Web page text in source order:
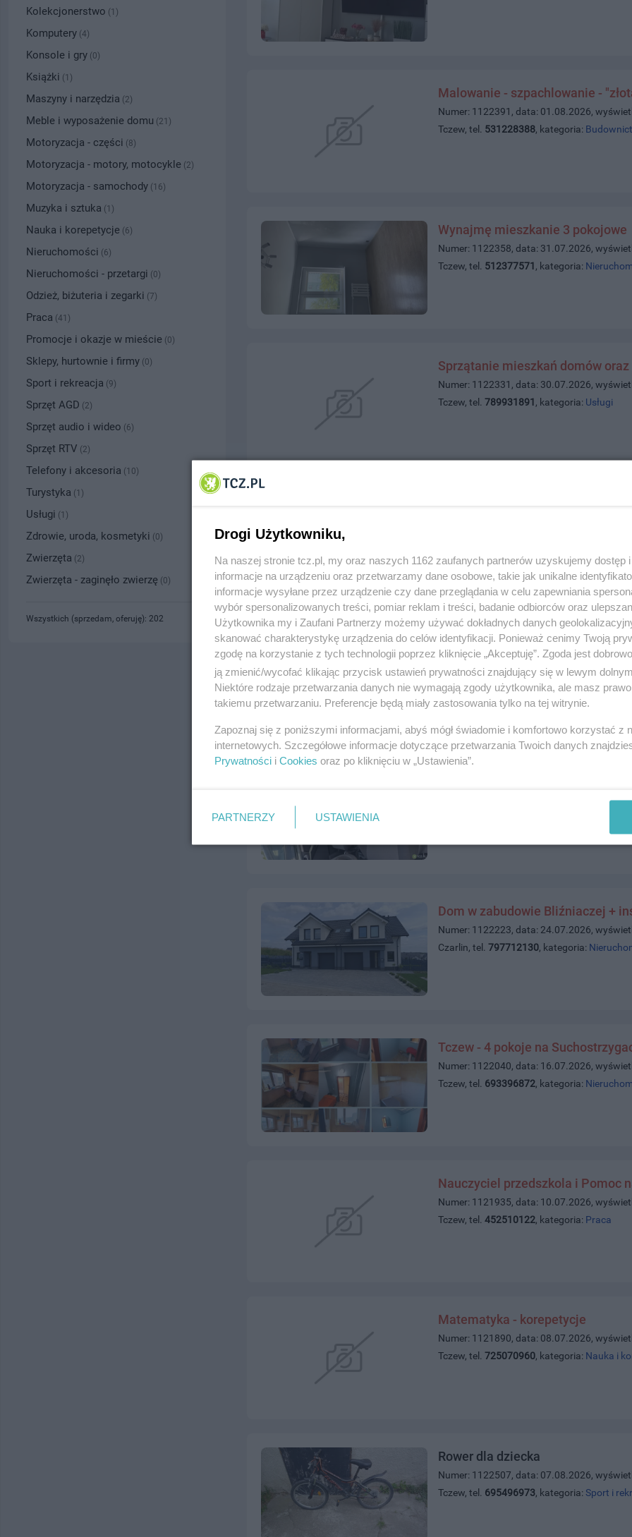
Malowanie - szpachlowanie -
Numer: 1122391, data: 01.08.2026,
Tczew, tel. 531228388, kategoria:
Wynajmę mieszkanie 3 pokojowe
Numer: 1122358, data: 31.07.2026,
Tczew, tel. 512377571, kategoria:
Sprzątanie mieszkań domów
Numer: 1122331, data: 30.07.2026,
Tczew, tel.789931891 , kategoria: Usługi
Słoneczne 3 pokoje w Centrum
Numer: 1122293, data: 27.07.2026,
Tczew, tel. 884518028, kategoria:
Dom w zabudowie Bliźniaczej +
Numer: 1122223, data: 24.07.2026,
Czarlin, tel.797712130, kategoria:
Tczew - 4 pokoje na
Numer: 1122040, data: 16.07.2026,
Tczew, tel. 693396872, kategoria:
Nauczyciel przedszkola i Pomoc
Numer: 1121935, data: 10.07.2026,
Tczew, tel.452510122, kategoria: Praca
Matematyka - korepetycje
Numer: 1121890, data: 08.07.2026,
Tczew, tel.725070960, kategoria: Nauka i
Rower dla dziecka
Numer: 1122507, data: 07.08.2026,
Tczew, tel. 695496973, kategoria:Sport i
Kolekcjonerstwo (1)
Komputery (4)
Konsole i gry (0)
Książki (1)
Maszyny i narzędzia (2)
Meble i wyposażenie domu (21)
Motoryzacja - części (8)
Motoryzacja - motory, motocykle (2)
Motoryzacja - samochody (16)
Muzyka i sztuka (1)
Nauka i korepetycje (6)
Nieruchomości (6)
Nieruchomości - przetargi (0)
Odzież, biżuteria i zegarki (7)
Praca (41)
Promocje i okazje w mieście (0)
Sklepy, hurtownie i firmy (0)
Sport i rekreacja (9)
Sprzęt AGD (2)
Sprzęt audio i wideo (6)
Sprzęt RTV (2)
Telefony i akcesoria (10)
Turystyka (1)
Usługi (1)
Zdrowie, uroda, kosmetyki (0)
Zwierzęta (2)
Zwierzęta - zaginęło zwierzę (0)
Wszystkich (sprzedam, oferuję): 202
Drogi Użytkowniku,
Na naszej stronie tcz.pl, my oraz naszych 1162 zaufanych partnerów uzyskujemy dostęp
informacje na urządzeniu oraz przetwarzamy dane osobowe, takie jak unikalne
informacje wysyłane przez urządzenie czy dane przeglądania w celu zapewniania
wybór spersonalizowanych treści, pomiar reklam i treści, badanie odbiorców oraz
Użytkownika my i Zaufani Partnerzy możemy używać dokładnych danych
skanować charakterystykę urządzenia do celów identyfikacji. Ponieważ cenimy Twoją
zgodę na korzystanie z tych technologii poprzez kliknięcie „Akceptuję”. Zgoda jest
ją zmienić/wycofać klikając przycisk ustawień prywatności znajdujący się w lewym
Niektóre rodzaje przetwarzania danych nie wymagają zgody użytkownika, ale masz
takiemu przetwarzaniu. Preferencje będą miały zastosowania tylko na tej witrynie.
Zapoznaj się z poniższymi informacjami, abyś mógł świadomie i komfortowo korzystać z
internetowych. Szczegółowe informacje dotyczące przetwarzania Twoich danych
Prywatności i Cookies oraz po kliknięciu w „Ustawienia”.
PARTNERZY USTAWIENIA